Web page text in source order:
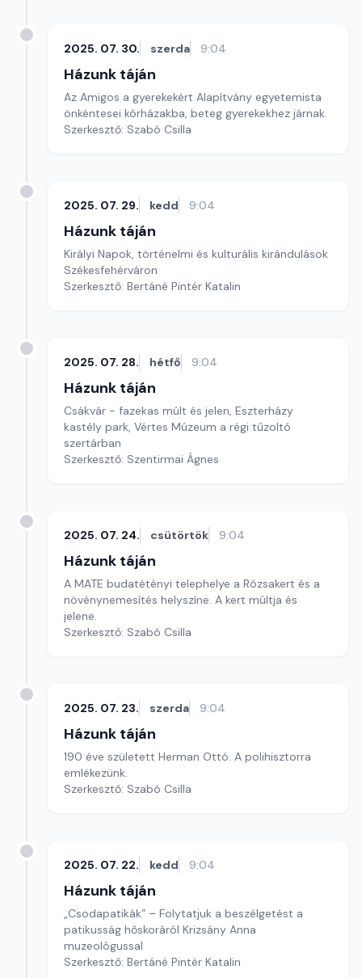
2025. 07. 30. szerda 9:04
Házunk táján
Az Amigos a gyerekekért Alapítvány egyetemista
önkéntesei kórházakba, beteg gyerekekhez járnak.
Szerkesztő: Szabó Csilla
2025. 07. 29. kedd 9:04
Házunk táján
Királyi Napok, történelmi és kulturális kirándulások
Székesfehérváron
Szerkesztő: Bertáné Pintér Katalin
2025. 07. 28. hétfő 9:04
Házunk táján
Csákvár - fazekas múlt és jelen, Eszterházy
kastély park, Vértes Múzeum a régi tűzoltó
szertárban
Szerkesztő: Szentirmai Ágnes
2025. 07. 24. csütörtök 9:04
Házunk táján
A MATE budatétényi telephelye a Rózsakert és a
növénynemesítés helyszíne. A kert múltja és
jelene.
Szerkesztő: Szabó Csilla
2025. 07. 23. szerda 9:04
Házunk táján
190 éve született Herman Ottó. A polihisztorra
emlékezünk.
Szerkesztő: Szabó Csilla
2025. 07. 22. kedd 9:04
Házunk táján
„Csodapatikák” – Folytatjuk a beszélgetést a
patikusság hőskoráról Krizsány Anna
muzeológussal
Szerkesztő: Bertáné Pintér Katalin